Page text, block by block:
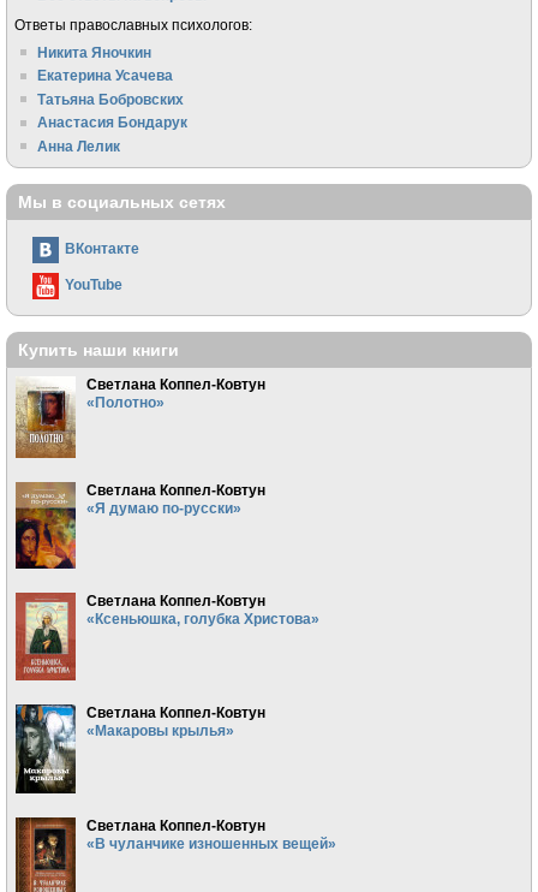
Ответы православных психологов:
Никита Яночкин
Екатерина Усачева
Татьяна Бобровских
Анастасия Бондарук
Анна Лелик
Мы в социальных сетях
ВКонтакте
YouTube
Купить наши книги
Светлана Коппел-Ковтун
«Полотно»
Светлана Коппел-Ковтун
«Я думаю по-русски»
Светлана Коппел-Ковтун
«Ксеньюшка, голубка Христова»
Светлана Коппел-Ковтун
«Макаровы крылья»
Светлана Коппел-Ковтун
«В чуланчике изношенных вещей»